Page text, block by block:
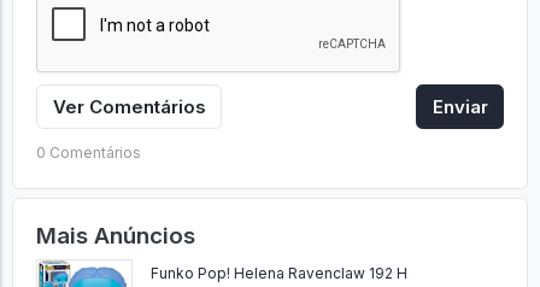
Ver Comentários Enviar
0 Comentários
Mais Anúncios
Funko Pop! Helena Ravenclaw 192 H